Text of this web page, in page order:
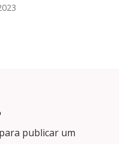
para publicar um